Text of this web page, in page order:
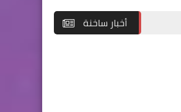
أخبار ساخنة